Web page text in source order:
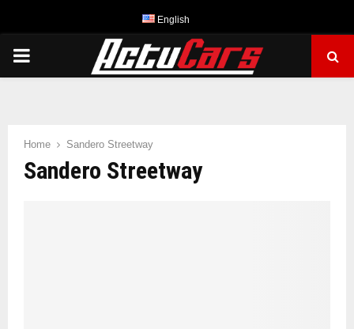
English
PRIMARY
Home Sandero Streetway
Sandero Streetway